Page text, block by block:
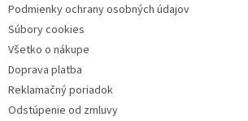
p
Podmienky ochrany osobných údajov
Súbory cookies
Všetko o nákupe
Doprava platba
Reklamačný poriadok
Odstúpenie od zmluvy